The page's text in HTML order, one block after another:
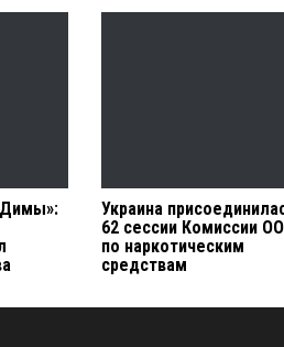
Украина
62 сессии Комиссии
по наркотическим
средствам